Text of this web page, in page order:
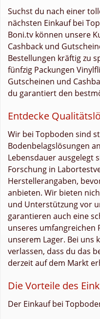
Suchst du nach einer
nächsten Einkauf bei
Boni.tv können unsere
Cashback und
Bestellungen kräftig zu
fünfzig Packungen
Gutscheinen und
du garantiert den
Entdecke
Wir bei Topboden sind
Bodenbelagslösungen
Lebensdauer ausgelegt
Forschung in
Herstellerangaben,
anbieten. Wir bieten
und Unterstützung vor
garantieren auch eine
unseres
unserem Lager. Bei uns
verlassen, dass du das
derzeit auf dem Markt
Die Vorteile des
Der Einkauf bei